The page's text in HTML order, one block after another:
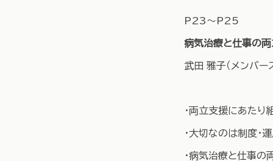
P23～P25
病気治療と仕事の
武田 雅子（メンバ
・両立支援にあたり
・大切なのは制度・
・病気治療と仕事の